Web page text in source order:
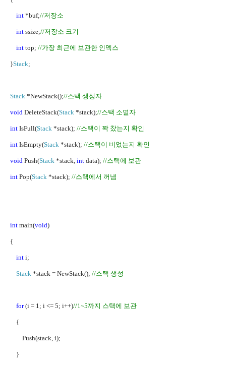
int *buf;//저장소
int ssize;//저장소 크기
int top; //가장 최근에 보관한 인덱스
}Stack;
Stack *NewStack();//스택 생성자
void DeleteStack(Stack *stack);//스택 소멸자
int IsFull(Stack *stack); //스택이 꽉 찼는지 확인
int IsEmpty(Stack *stack); //스택이 비었는지 확인
void Push(Stack *stack, int data); //스택에 보관
int Pop(Stack *stack); //스택에서 꺼냄
int main(void)
{
int i;
Stack *stack = NewStack(); //스택 생성
for(i = 1; i <= 5; i++)//1~5까지 스택에 보관
{
Push(stack, i);
}